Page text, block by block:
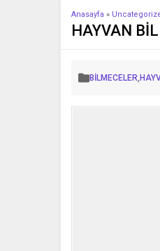
Anasayfa »
HAYVAN
BİLMECELER